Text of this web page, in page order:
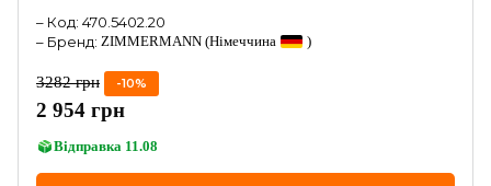
– Код: 470.5402.20
– Бренд: ZIMMERMANN (Німеччина )
3282 грн -10%
2 954 грн
Відправка 11.08